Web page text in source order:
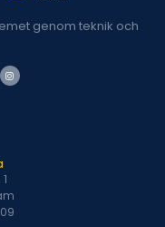
genom teknik och